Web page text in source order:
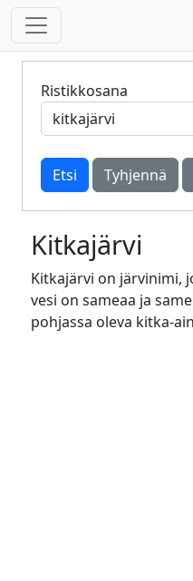
Ristikkosana
Tyhjennä
Kitkajärvi
Kitkajärvi on järvinimi,
vesi on sameaa ja
pohjassa oleva kitka-